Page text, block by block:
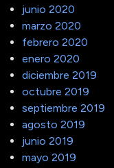
junio 2020
marzo 2020
febrero 2020
enero 2020
diciembre 2019
octubre 2019
septiembre 2019
agosto 2019
junio 2019
mayo 2019